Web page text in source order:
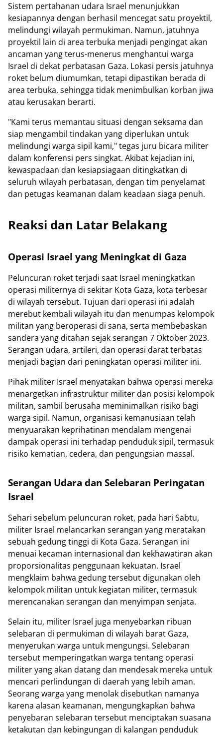
Sistem pertahanan udara Israel menunjukkan
kesiapannya dengan berhasil mencegat satu proyektil,
melindungi wilayah permukiman. Namun, jatuhnya
proyektil lain di area terbuka menjadi pengingat akan
ancaman yang terus-menerus menghantui warga
Israel di dekat perbatasan Gaza. Lokasi persis jatuhnya
roket belum diumumkan, tetapi dipastikan berada di
area terbuka, sehingga tidak menimbulkan korban jiwa
atau kerusakan berarti.
"Kami terus memantau situasi dengan seksama dan
siap mengambil tindakan yang diperlukan untuk
melindungi warga sipil kami," tegas juru bicara militer
dalam konferensi pers singkat. Akibat kejadian ini,
kewaspadaan dan kesiapsiagaan ditingkatkan di
seluruh wilayah perbatasan, dengan tim penyelamat
dan petugas keamanan dalam keadaan siaga penuh.
Reaksi dan Latar Belakang
Operasi Israel yang Meningkat di Gaza
Peluncuran roket terjadi saat Israel meningkatkan
operasi militernya di sekitar Kota Gaza, kota terbesar
di wilayah tersebut. Tujuan dari operasi ini adalah
merebut kembali wilayah itu dan menumpas kelompok
militan yang beroperasi di sana, serta membebaskan
sandera yang ditahan sejak serangan 7 Oktober 2023.
Serangan udara, artileri, dan operasi darat terbatas
menjadi bagian dari peningkatan operasi militer ini.
Pihak militer Israel menyatakan bahwa operasi mereka
menargetkan infrastruktur militer dan posisi kelompok
militan, sambil berusaha meminimalkan risiko bagi
warga sipil. Namun, organisasi kemanusiaan telah
menyuarakan keprihatinan mendalam mengenai
dampak operasi ini terhadap penduduk sipil, termasuk
risiko kematian, cedera, dan pengungsian massal.
Serangan Udara dan Selebaran Peringatan
Israel
Sehari sebelum peluncuran roket, pada hari Sabtu,
militer Israel melancarkan serangan yang meratakan
sebuah gedung tinggi di Kota Gaza. Serangan ini
menuai kecaman internasional dan kekhawatiran akan
proporsionalitas penggunaan kekuatan. Israel
mengklaim bahwa gedung tersebut digunakan oleh
kelompok militan untuk kegiatan militer, termasuk
merencanakan serangan dan menyimpan senjata.
Selain itu, militer Israel juga menyebarkan ribuan
selebaran di permukiman di wilayah barat Gaza,
menyerukan warga untuk mengungsi. Selebaran
tersebut memperingatkan warga tentang operasi
militer yang akan datang dan mendesak mereka untuk
mencari perlindungan di daerah yang lebih aman.
Seorang warga yang menolak disebutkan namanya
karena alasan keamanan, mengungkapkan bahwa
penyebaran selebaran tersebut menciptakan suasana
ketakutan dan kebingungan di kalangan penduduk